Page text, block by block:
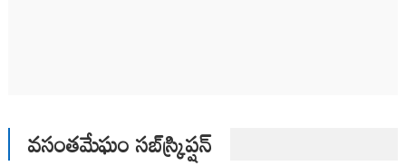
వసంతమేఘం సబ్‌స్క్రిప్షన్